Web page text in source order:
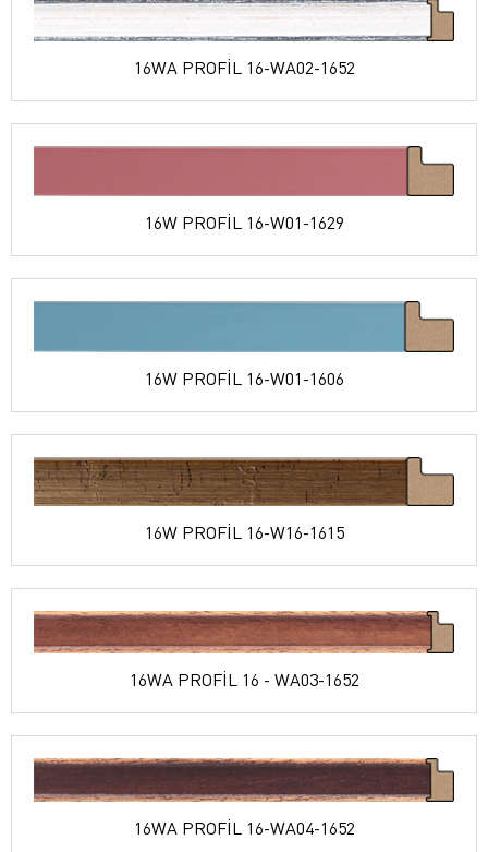
16WA PROFİL 16-WA02-1652
16W PROFİL 16-W01-1629
16W PROFİL 16-W01-1606
16W PROFİL 16-W16-1615
16WA PROFİL 16 - WA03-1652
16WA PROFİL 16-WA04-1652